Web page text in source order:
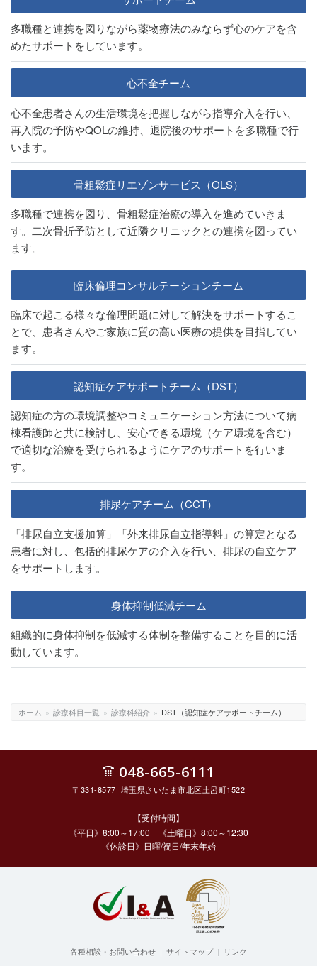
多職種と連携を図りながら薬物療法のみならず心のケアを含
めたサポートをしています。
心不全チーム
心不全患者さんの生活環境を把握しながら指導介入を行い、
再入院の予防やQOLの維持、退院後のサポートを多職種で行
います。
骨粗鬆症リエゾンサービス（OLS）
多職種で連携を図り、骨粗鬆症治療の導入を進めていきま
す。二次骨折予防として近隣クリニックとの連携を図ってい
ます。
臨床倫理コンサルテーションチーム
臨床で起こる様々な倫理問題に対して解決をサポートするこ
とで、患者さんやご家族に質の高い医療の提供を目指してい
ます。
認知症ケアサポートチーム（DST）
認知症の方の環境調整やコミュニケーション方法について病
棟看護師と共に検討し、安心できる環境（ケア環境を含む）
で適切な治療を受けられるようにケアのサポートを行いま
す。
排尿ケアチーム（CCT）
「排尿⾃⽴⽀援加算」「外来排尿⾃⽴指導料」の算定となる
患者に対し、包括的排尿ケアの介⼊を⾏い、排尿の自立ケア
をサポートします。
身体抑制低減チーム
組織的に身体抑制を低減する体制を整備することを目的に活
動しています。
ホーム » 診療科目一覧 » 診療科紹介 » DST（認知症ケアサポートチーム）
048-665-6111
〒331-8577 埼玉県さいたま市北区土呂町1522
【受付時間】
《平日》8:00～17:00 《土曜日》8:00～12:30
《休診日》日曜/祝日/年末年始
各種相談・お問い合わせ | サイトマップ| リンク